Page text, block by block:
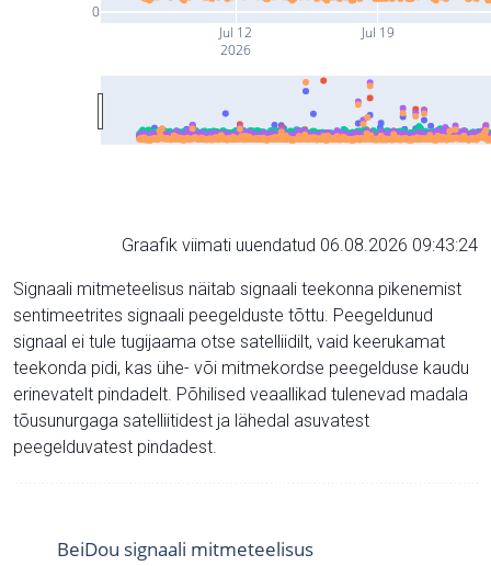
Jul 12
2026
Jul 19
0
Graafik viimati uuendatud 06.08.2026 09:43:24
Signaali mitmeteelisus näitab signaali teekonna pikenemist
sentimeetrites signaali peegelduste tõttu. Peegeldunud
signaal ei tule tugijaama otse satelliidilt, vaid keerukamat
teekonda pidi, kas ühe- või mitmekordse peegelduse kaudu
erinevatelt pindadelt. Põhilised veaallikad tulenevad madala
tõusunurgaga satelliitidest ja lähedal asuvatest
peegelduvatest pindadest.
BeiDou signaali mitmeteelisus